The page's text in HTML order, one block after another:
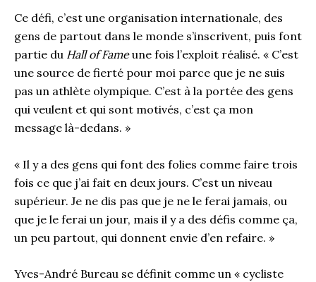
Ce défi, c’est une organisation internationale, des
gens de partout dans le monde s’inscrivent, puis font
partie du Hall of Fameune fois l’exploit réalisé. « C’est
une source de fierté pour moi parce que je ne suis
pas un athlète olympique. C’est à la portée des gens
qui veulent et qui sont motivés, c’est ça mon
message là-dedans. »
« Il y a des gens qui font des folies comme faire trois
fois ce que j’ai fait en deux jours. C’est un niveau
supérieur. Je ne dis pas que je ne le ferai jamais, ou
que je le ferai un jour, mais il y a des défis comme ça,
un peu partout, qui donnent envie d’en refaire. »
Yves-André Bureau se définit comme un « cycliste